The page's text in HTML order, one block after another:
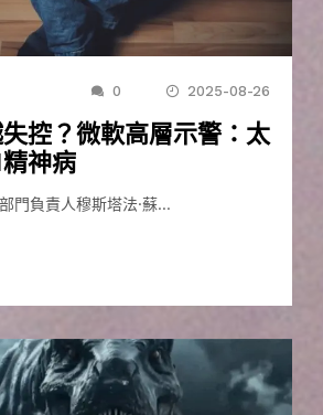
0 2025-08-26
控？微軟高層示警：太
神病
門負責人穆斯塔法·蘇…